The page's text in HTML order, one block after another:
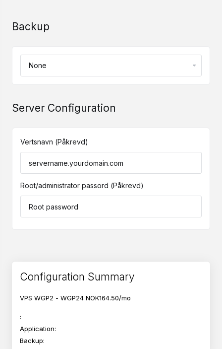
Backup
Server Configuration
Vertsnavn (Påkrevd)
Root/administrator passord (Påkrevd)
Configuration Summary
VPS WGP2 - WGP24 NOK164.50/mo
:
Application:
Backup: